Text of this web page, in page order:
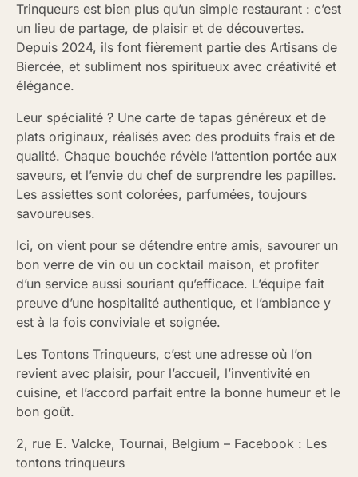
Trinqueurs est bien plus qu’un simple restaurant : c’est
un lieu de partage, de plaisir et de découvertes.
Depuis 2024, ils font fièrement partie des Artisans de
Biercée, et subliment nos spiritueux avec créativité et
élégance.
Leur spécialité ? Une carte de tapas généreux et de
plats originaux, réalisés avec des produits frais et de
qualité. Chaque bouchée révèle l’attention portée aux
saveurs, et l’envie du chef de surprendre les papilles.
Les assiettes sont colorées, parfumées, toujours
savoureuses.
Ici, on vient pour se détendre entre amis, savourer un
bon verre de vin ou un cocktail maison, et profiter
d’un service aussi souriant qu’efficace. L’équipe fait
preuve d’une hospitalité authentique, et l’ambiance y
est à la fois conviviale et soignée.
Les Tontons Trinqueurs, c’est une adresse où l’on
revient avec plaisir, pour l’accueil, l’inventivité en
cuisine, et l’accord parfait entre la bonne humeur et le
bon goût.
2, rue E. Valcke, Tournai, Belgium – Facebook : Les
tontons trinqueurs